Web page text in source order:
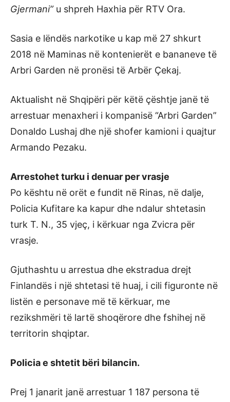
Gjermani” u shpreh Haxhia për RTV Ora.
Sasia e lëndës narkotike u kap më 27 shkurt
2018 në Maminas në kontenierët e bananeve të
Arbri Garden në pronësi të Arbër Çekaj.
Aktualisht në Shqipëri për këtë çështje janë të
arrestuar menaxheri i kompanisë “Arbri Garden”
Donaldo Lushaj dhe një shofer kamioni i quajtur
Armando Pezaku.
Arrestohet turku i denuar per vrasje
Po kështu në orët e fundit në Rinas, në dalje,
Policia Kufitare ka kapur dhe ndalur shtetasin
turk T. N., 35 vjeç, i kërkuar nga Zvicra për
vrasje.
Gjuthashtu u arrestua dhe ekstradua drejt
Finlandës i një shtetasi të huaj, i cili figuronte në
listën e personave më të kërkuar, me
rezikshmëri të lartë shoqërore dhe fshihej në
territorin shqiptar.
Policia e shtetit bëri bilancin.
Prej 1 janarit janë arrestuar 1 187 persona të